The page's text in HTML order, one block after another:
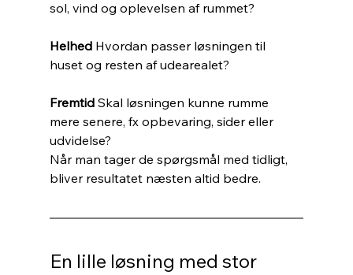
sol, vind og oplevelsen af rummet?
Helhed Hvordan passer løsningen til
huset og resten af udearealet?
Fremtid Skal løsningen kunne rumme
mere senere, fx opbevaring, sider eller
udvidelse?
Når man tager de spørgsmål med tidligt,
bliver resultatet næsten altid bedre.
En lille løsning med stor